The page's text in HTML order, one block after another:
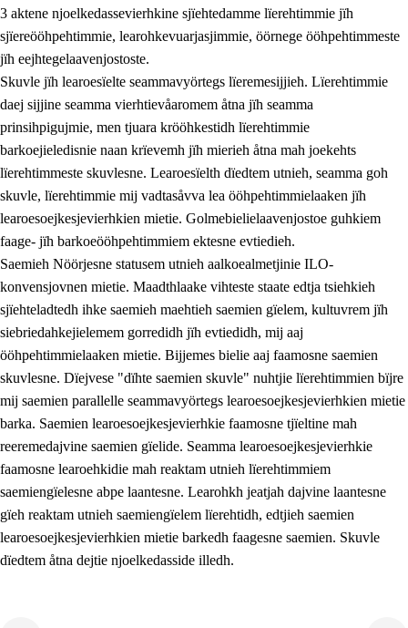
3 aktene njoelkedassevierhkine sjïehtedamme lïerehtimmie jïh
sjïereööhpehtimmie, learohkevuarjasjimmie, öörnege ööhpehtimmeste
jïh eejhtegelaavenjostoste.
Skuvle jïh learoesïelte seammavyörtegs lïeremesijjieh. Lïerehtimmie
daej sijjine seamma vierhtievåaromem åtna jïh seamma
prinsihpigujmie, men tjuara krööhkestidh lïerehtimmie
barkoejieledisnie naan krïevemh jïh mierieh åtna mah joekehts
lïerehtimmeste skuvlesne. Learoesïelth dïedtem utnieh, seamma goh
skuvle, lïerehtimmie mij vadtasåvva lea ööhpehtimmielaaken jïh
learoesoejkesjevierhkien mietie. Golmebielielaavenjostoe guhkiem
faage- jïh barkoeööhpehtimmiem ektesne evtiedieh.
Saemieh Nöörjesne statusem utnieh aalkoealmetjinie ILO-
konvensjovnen mietie. Maadthlaake vihteste staate edtja tsiehkieh
sjïehteladtedh ihke saemieh maehtieh saemien gïelem, kultuvrem jïh
siebriedahkejielemem gorredidh jïh evtiedidh, mij aaj
ööhpehtimmielaaken mietie. Bijjemes bielie aaj faamosne saemien
skuvlesne. Dïejvese "dïhte saemien skuvle" nuhtjie lïerehtimmien bïjre
mij saemien parallelle seammavyörtegs learoesoejkesjevierhkien mietie
barka. Saemien learoesoejkesjevierhkie faamosne tjïeltine mah
reeremedajvine saemien gïelide. Seamma learoesoejkesjevierhkie
faamosne learoehkidie mah reaktam utnieh lïerehtimmiem
saemiengïelesne abpe laantesne. Learohkh jeatjah dajvine laantesne
gïeh reaktam utnieh saemiengïelem lïerehtidh, edtjieh saemien
learoesoejkesjevierhkien mietie barkedh faagesne saemien. Skuvle
dïedtem åtna dejtie njoelkedasside illedh.